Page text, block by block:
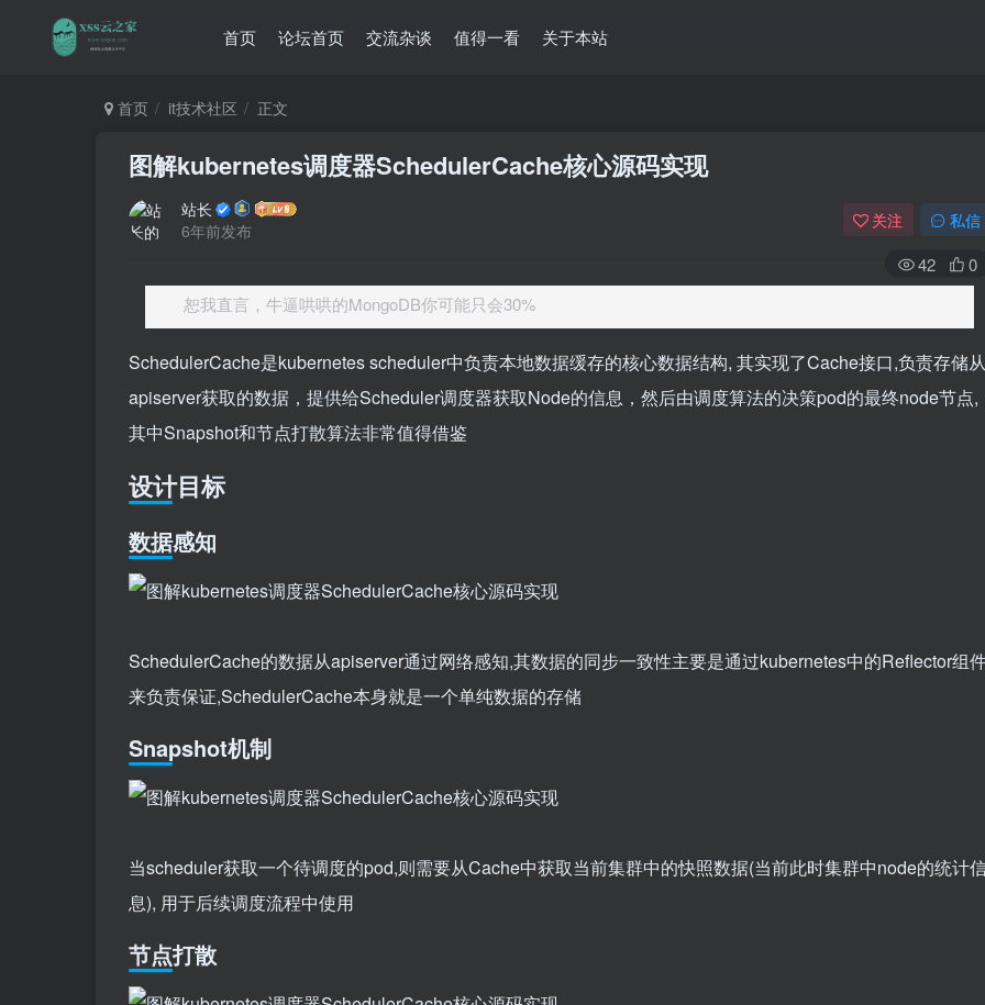
首页 论坛首页 交流杂谈 值得一看 关于本站
首页 it技术社区 正文
图解kubernetes调度器SchedulerCache核心源码实现
站长
6年前发布
关注 私信
42
0
恕我直言，牛逼哄哄的MongoDB你可能只会30%
SchedulerCache是kubernetes scheduler中负责本地数据缓存的核心数据结构, 其实现了Cache接口,负责存储从
apiserver获取的数据，提供给Scheduler调度器获取Node的信息，然后由调度算法的决策pod的最终node节点,
其中Snapshot和节点打散算法非常值得借鉴
设计目标
数据感知
SchedulerCache的数据从apiserver通过网络感知,其数据的同步一致性主要是通过kubernetes中的Reflector组
来负责保证,SchedulerCache本身就是一个单纯数据的存储
Snapshot机制
当scheduler获取一个待调度的pod,则需要从Cache中获取当前集群中的快照数据(当前此时集群中node的统计
息), 用于后续调度流程中使用
节点打散